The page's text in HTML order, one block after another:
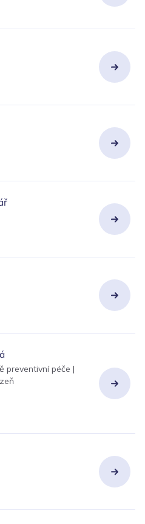
preventivní péče |